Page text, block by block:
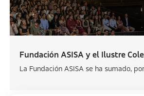
Fundación ASISA y el Ilustre
La Fundación ASISA se ha sumado,